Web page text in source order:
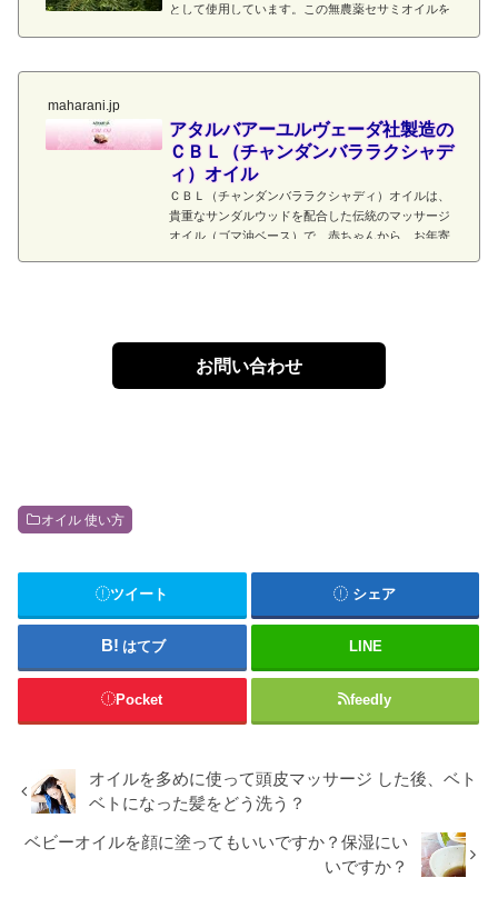
として使用しています。この無農薬セサミオイルを
maharani.jp
アタルバアーユルヴェーダ社製造の
ＣＢＬ（チャンダンバララクシャデ
ィ）オイル
ＣＢＬ（チャンダンバララクシャディ）オイルは、
貴重なサンダルウッドを配合した伝統のマッサージ
オイル（ゴマ油ベース）で、赤ちゃんから、お年寄
お問い合わせ
オイル 使い方
ツイート シェア
はてブ LINE
Pocket feedly
オイルを多めに使って頭皮マッサージ した後、ベト
ベトになった髪をどう洗う？
ベビーオイルを顔に塗ってもいいですか？保湿にい
いですか？